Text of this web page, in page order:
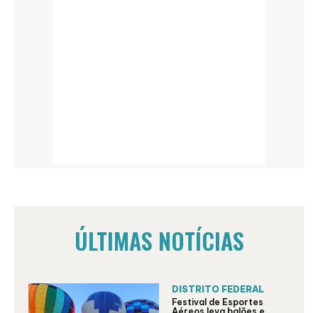
ÚLTIMAS NOTÍCIAS
DISTRITO FEDERAL
Festival de Esportes